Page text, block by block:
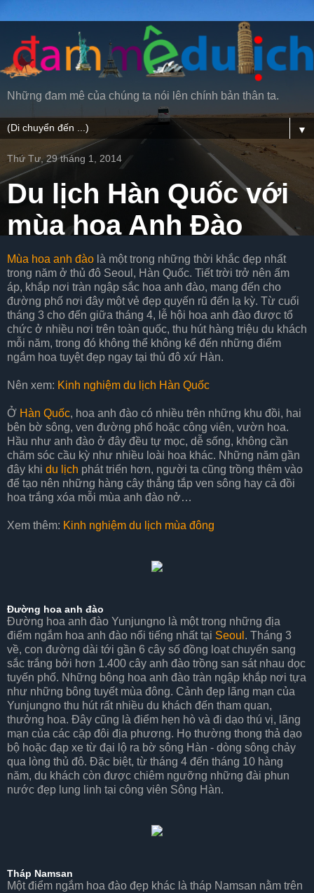
Những đam mê của chúng ta nói lên chính bản thân ta.
▼
Thứ Tư, 29 tháng 1, 2014
Du lịch Hàn Quốc với
mùa hoa Anh Đào
Mùa hoa anh đào là một trong những thời khắc đẹp nhất
trong năm ở thủ đô Seoul, Hàn Quốc. Tiết trời trở nên ấm
áp, khắp nơi tràn ngập sắc hoa anh đào, mang đến cho
đường phố nơi đây một vẻ đẹp quyến rũ đến lạ kỳ. Từ cuối
tháng 3 cho đến giữa tháng 4, lễ hội hoa anh đào được tổ
chức ở nhiều nơi trên toàn quốc, thu hút hàng triệu du khách
mỗi năm, trong đó không thể không kể đến những điểm
ngắm hoa tuyệt đẹp ngay tại thủ đô xứ Hàn.
Nên xem: Kinh nghiệm du lịch Hàn Quốc
Ở Hàn Quốc, hoa anh đào có nhiều trên những khu đồi, hai
bên bờ sông, ven đường phố hoặc công viên, vườn hoa.
Hầu như anh đào ở đây đều tự mọc, dễ sống, không cần
chăm sóc cầu kỳ như nhiều loài hoa khác. Những năm gần
đây khi du lịch phát triển hơn, người ta cũng trồng thêm vào
để tạo nên những hàng cây thẳng tắp ven sông hay cả đồi
hoa trắng xóa mỗi mùa anh đào nở…
Xem thêm: Kinh nghiệm du lịch mùa đông
Đường hoa anh đào
Đường hoa anh đào Yunjungno là một trong những địa
điểm ngắm hoa anh đào nổi tiếng nhất tại Seoul . Tháng 3
về, con đường dài tới gần 6 cây số đồng loạt chuyển sang
sắc trắng bởi hơn 1.400 cây anh đào trồng san sát nhau dọc
tuyến phố. Những bông hoa anh đào tràn ngập khắp nơi tựa
như những bông tuyết mùa đông. Cảnh đẹp lãng mạn của
Yunjungno thu hút rất nhiều du khách đến tham quan,
thưởng hoa. Đây cũng là điểm hẹn hò và đi dạo thú vị, lãng
mạn của các cặp đôi địa phương. Họ thường thong thả dạo
bộ hoặc đạp xe từ đại lộ ra bờ sông Hàn - dòng sông chảy
qua lòng thủ đô. Đặc biệt, từ tháng 4 đến tháng 10 hàng
năm, du khách còn được chiêm ngưỡng những đài phun
nước đẹp lung linh tại công viên Sông Hàn.
Tháp Namsan
Một điểm ngắm hoa đào đẹp khác là tháp Namsan nằm trên